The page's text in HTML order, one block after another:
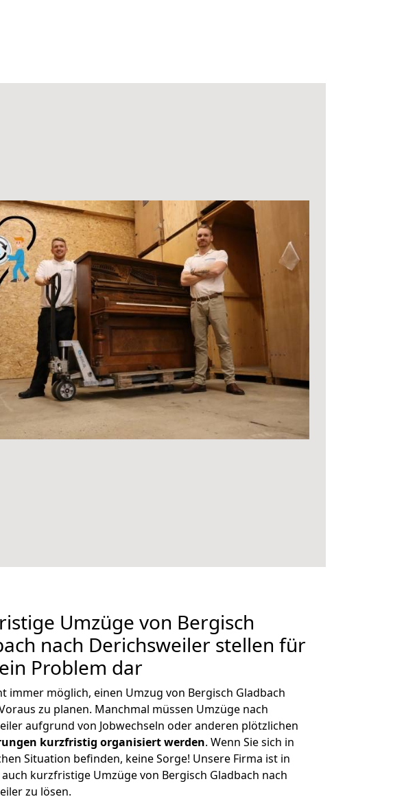
Umzüge von Bergisch
nach Derichsweiler stellen für
Problem dar
immer möglich, einen Umzug von Bergisch Gladbach
zu planen. Manchmal müssen Umzüge nach
aufgrund von Jobwechseln oder anderen plötzlichen
kurzfristig organisiert werden. Wenn Sie sich in
Situation befinden, keine Sorge! Unsere Firma ist in
auch kurzfristige Umzüge von Bergisch Gladbach nach
zu lösen.